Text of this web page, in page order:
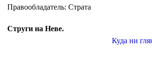
Правообладатель: Страта
Струги на Неве.
Куда ни